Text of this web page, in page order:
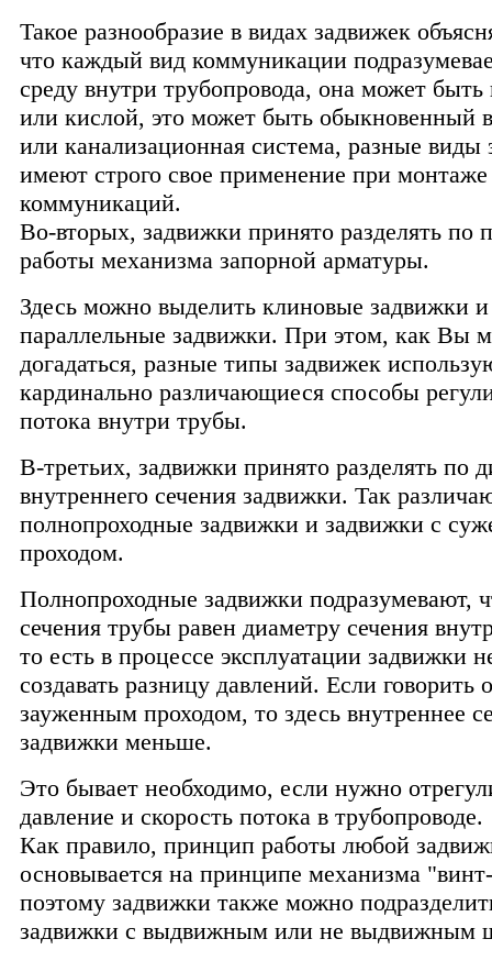
Такое разнообразие в видах задвижек
что каждый вид коммуникации
среду внутри трубопровода, она может
или кислой, это может быть обыкновенный
или канализационная система, разные виды
имеют строго свое применение при монтаже
коммуникаций.
Во-вторых, задвижки принято разделять по
работы механизма запорной арматуры.
Здесь можно выделить клиновые задвижки и
параллельные задвижки. При этом, как Вы
догадаться, разные типы задвижек
кардинально различающиеся способы
потока внутри трубы.
В-третьих, задвижки принято разделять по
внутреннего сечения задвижки. Так
полнопроходные задвижки и задвижки с
проходом.
Полнопроходные задвижки подразумевают,
сечения трубы равен диаметру сечения
то есть в процессе эксплуатации задвижки
создавать разницу давлений. Если говорить
зауженным проходом, то здесь внутреннее
задвижки меньше.
Это бывает необходимо, если нужно
давление и скорость потока в трубопроводе.
Как правило, принцип работы любой
основывается на принципе механизма
поэтому задвижки также можно
задвижки с выдвижным или не выдвижным